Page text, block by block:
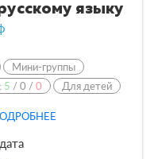
языку
Мини-группы
5 /0 /0 Для детей